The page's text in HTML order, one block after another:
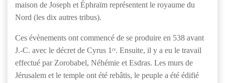
maison de Joseph et Éphraïm représentent le royaume du
Nord (les dix autres tribus).
Ces évènements ont commencé de se produire en 538 avant
J.-C. avec le décret de Cyrus 1ᵉʳ. Ensuite, il y a eu le travail
effectué par Zorobabel, Néhémie et Esdras. Les murs de
Jérusalem et le temple ont été rebâtis, le peuple a été édifié